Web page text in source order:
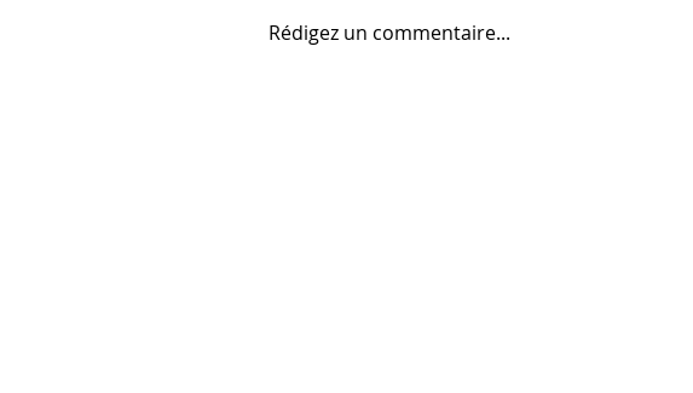
Rédigez un commentaire...